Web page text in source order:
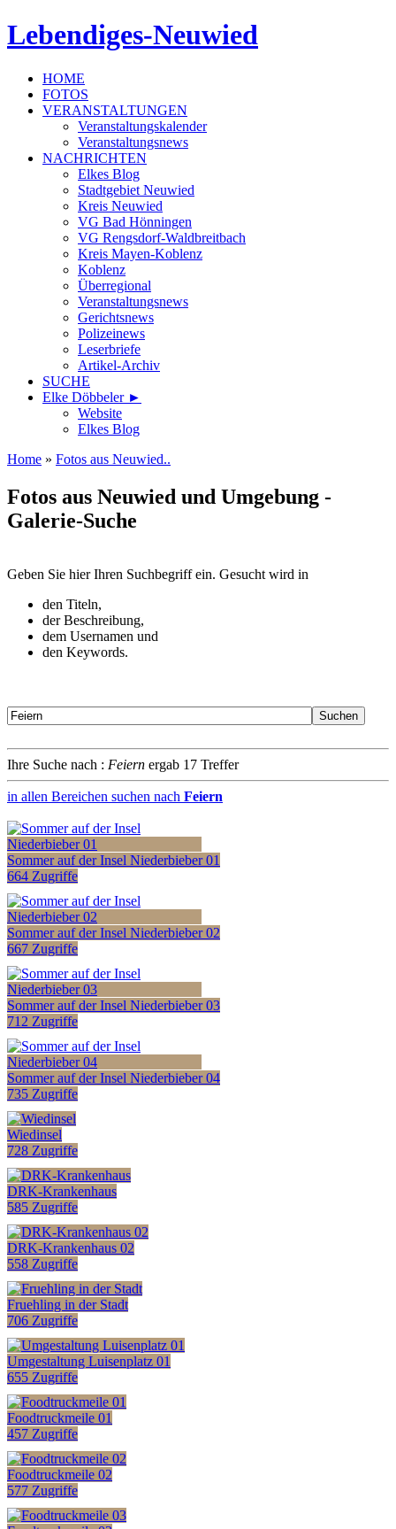
Lebendiges-Neuwied
HOME
FOTOS
VERANSTALTUNGEN
Veranstaltungskalender
Veranstaltungsnews
NACHRICHTEN
Elkes Blog
Stadtgebiet Neuwied
Kreis Neuwied
VG Bad Hönningen
VG Rengsdorf-Waldbreitbach
Kreis Mayen-Koblenz
Koblenz
Überregional
Veranstaltungsnews
Gerichtsnews
Polizeinews
Leserbriefe
Artikel-Archiv
SUCHE
Elke Döbbeler ►
Website
Elkes Blog
Home » Fotos aus Neuwied..
Fotos aus Neuwied und Umgebung -
Galerie-Suche
Geben Sie hier Ihren Suchbegriff ein. Gesucht wird in
den Titeln,
der Beschreibung,
dem Usernamen und
den Keywords.
Ihre Suche nach : Feiern ergab 17 Treffer
in allen Bereichen suchen nach Feiern
Sommer auf der Insel Niederbieber 01
664 Zugriffe
Sommer auf der Insel Niederbieber 02
667 Zugriffe
Sommer auf der Insel Niederbieber 03
712 Zugriffe
Sommer auf der Insel Niederbieber 04
735 Zugriffe
Wiedinsel
728 Zugriffe
DRK-Krankenhaus
585 Zugriffe
DRK-Krankenhaus 02
558 Zugriffe
Fruehling in der Stadt
706 Zugriffe
Umgestaltung Luisenplatz 01
655 Zugriffe
Foodtruckmeile 01
457 Zugriffe
Foodtruckmeile 02
577 Zugriffe